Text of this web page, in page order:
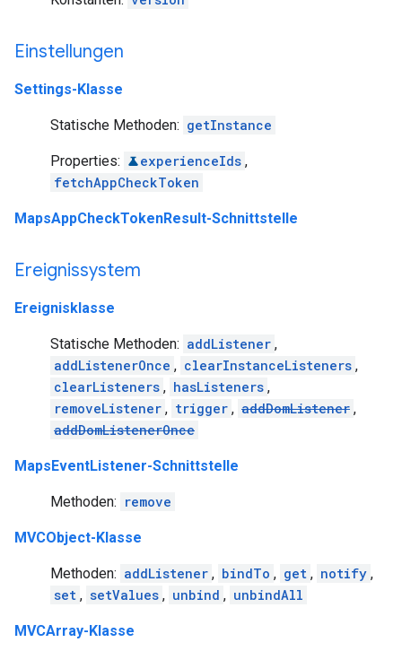
Einstellungen
Settings-Klasse
Statische Methoden: getInstance
Properties: experienceIds ,
fetchAppCheckToken
MapsAppCheckTokenResult-Schnittstelle
Ereignissystem
Ereignisklasse
Statische Methoden: addListener ,
addListenerOnce , clearInstanceListeners ,
clearListeners , hasListeners ,
removeListener , trigger , addDomListener ,
addDomListenerOnce
MapsEventListener-Schnittstelle
Methoden: remove
MVCObject-Klasse
Methoden: addListener , bindTo , get , notify ,
set , setValues , unbind , unbindAll
MVCArray-Klasse